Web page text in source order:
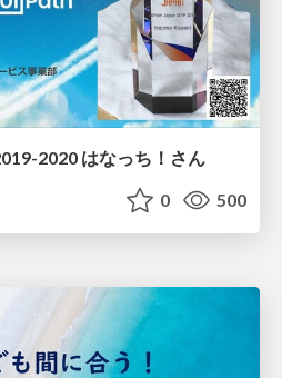
2020 はなっち！さん
0 500